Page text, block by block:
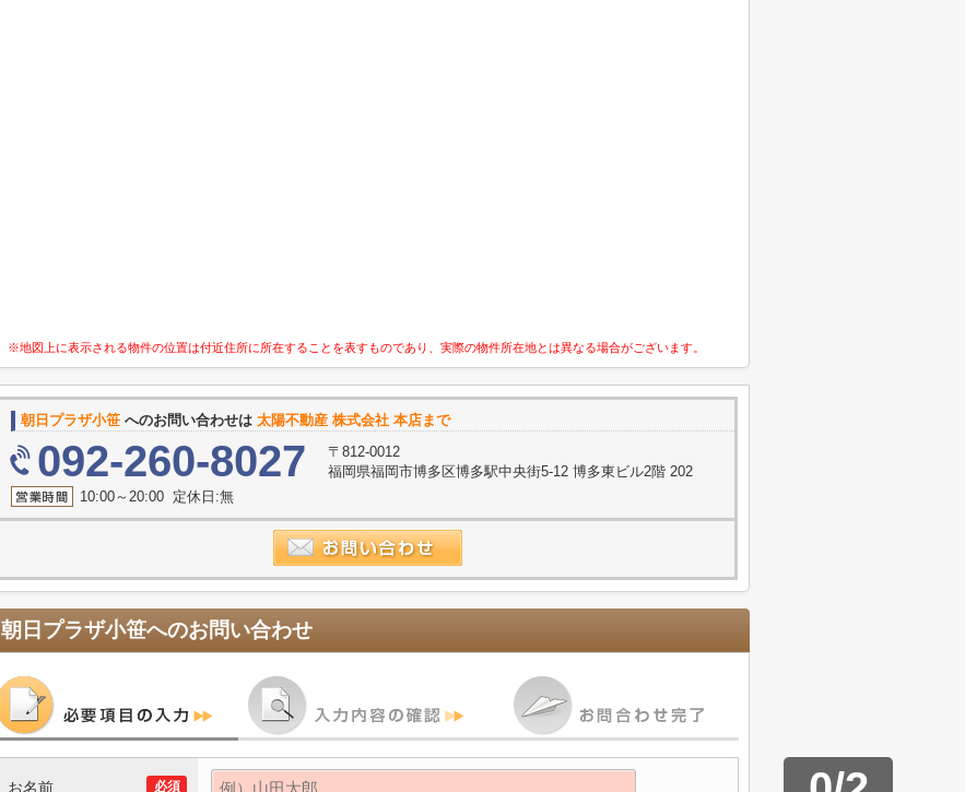
※地図上に表示される物件の位置は付近住所に所在することを表すものであり、実際の物件所在地とは異なる場合がございます。
朝日プラザ小笹 へのお問い合わせは 太陽不動産 株式会社 本店まで
092-260-8027
〒812-0012
福岡県福岡市博多区博多駅中央街5-12 博多東ビル2階 202
10:00～20:00 定休日:無
朝日プラザ小笹へのお問い合わせ
必須
お名前